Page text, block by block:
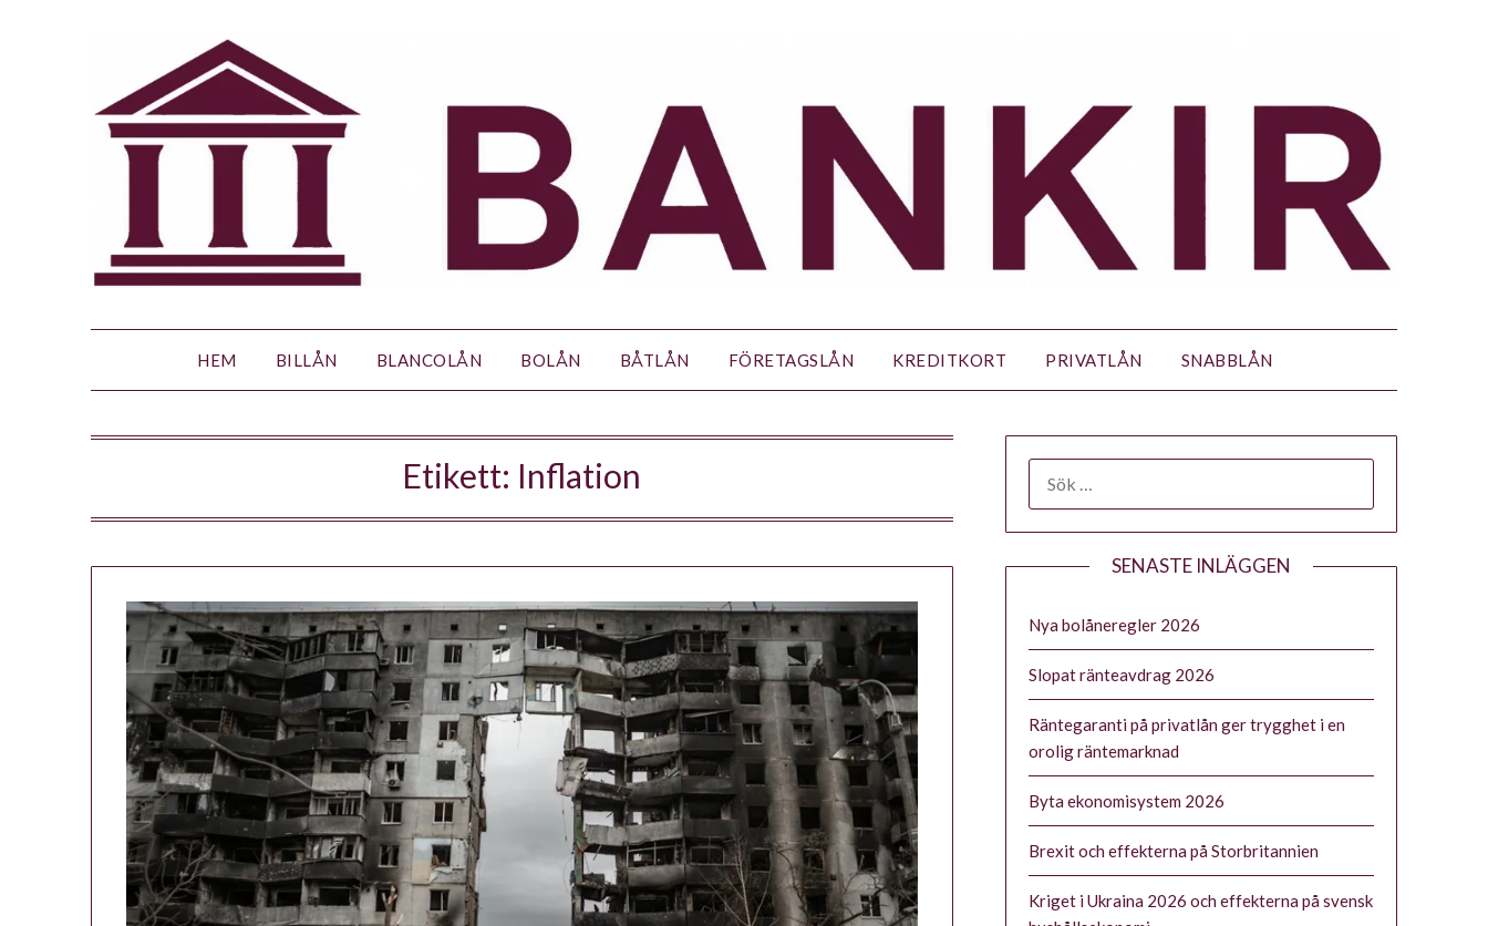
HEM BILLÅN BLANCOLÅN BOLÅN BÅTLÅN FÖRETAGSLÅN KREDITKORT PRIVATLÅN SNABBLÅN
Etikett: Inflation
SENASTE INLÄGGEN
Nya bolåneregler 2026
Slopat ränteavdrag 2026
Räntegaranti på privatlån ger trygghet i en
orolig räntemarknad
Byta ekonomisystem 2026
Brexit och effekterna på Storbritannien
Kriget i Ukraina 2026 och effekterna på svensk